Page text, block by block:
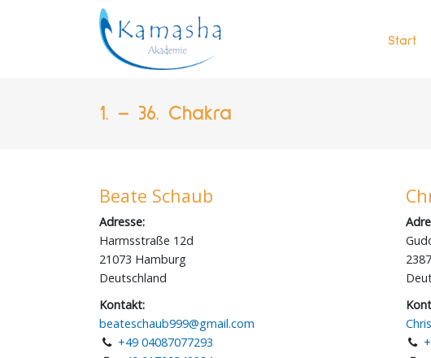
Start
1. – 36. Chakra